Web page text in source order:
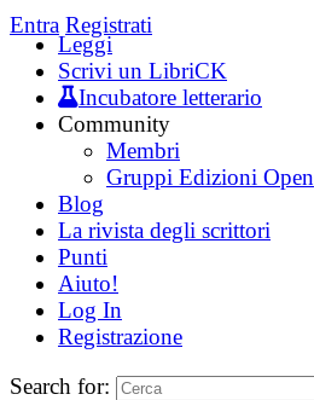
Entra Registrati
Leggi
Scrivi un LibriCK
Incubatore letterario
Community
Membri
Gruppi Edizioni Open
Blog
La rivista degli scrittori
Punti
Aiuto!
Log In
Registrazione
Search for: